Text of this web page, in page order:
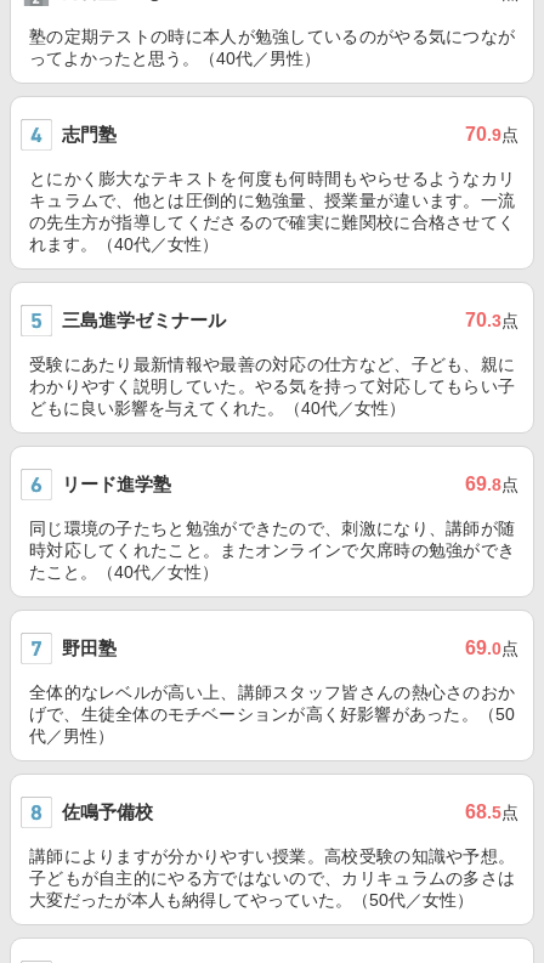
塾の定期テストの時に本人が勉強しているのがやる気につなが
ってよかったと思う。（40代／男性）
志門塾 70.9点
とにかく膨大なテキストを何度も何時間もやらせるようなカリ
キュラムで、他とは圧倒的に勉強量、授業量が違います。一流
の先生方が指導してくださるので確実に難関校に合格させてく
れます。（40代／女性）
三島進学ゼミナール 70.3点
受験にあたり最新情報や最善の対応の仕方など、子ども、親に
わかりやすく説明していた。やる気を持って対応してもらい子
どもに良い影響を与えてくれた。（40代／女性）
リード進学塾 69.8点
同じ環境の子たちと勉強ができたので、刺激になり、講師が随
時対応してくれたこと。またオンラインで欠席時の勉強ができ
たこと。（40代／女性）
野田塾 69.0点
全体的なレベルが高い上、講師スタッフ皆さんの熱心さのおか
げで、生徒全体のモチベーションが高く好影響があった。（50
代／男性）
佐鳴予備校 68.5点
講師によりますが分かりやすい授業。高校受験の知識や予想。
子どもが自主的にやる方ではないので、カリキュラムの多さは
大変だったが本人も納得してやっていた。（50代／女性）